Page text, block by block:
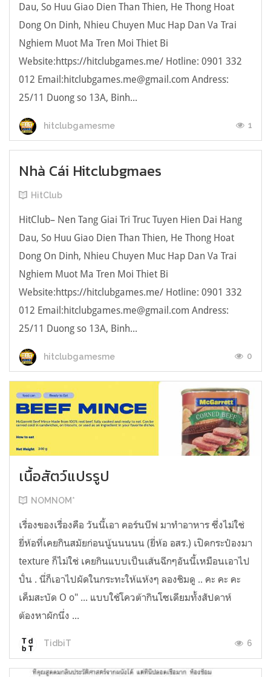
Dau, So Huu Giao Dien Than Thien, He Thong Hoat
Dong On Dinh, Nhieu Chuyen Muc Hap Dan Va Trai
Nghiem Muot Ma Tren Moi Thiet Bi
Website:https://hitclubgames.me/ Hotline: 0901 332
012 Email:hitclubgames.me@gmail.com Andress:
25/11 Duong so 13A, Binh...
hitclubgamesme 1
Nhà Cái Hitclubgmaes
HitClub
HitClub– Nen Tang Giai Tri Truc Tuyen Hien Dai Hang
Dau, So Huu Giao Dien Than Thien, He Thong Hoat
Dong On Dinh, Nhieu Chuyen Muc Hap Dan Va Trai
Nghiem Muot Ma Tren Moi Thiet Bi
Website:https://hitclubgames.me/ Hotline: 0901 332
012 Email:hitclubgames.me@gmail.com Andress:
25/11 Duong so 13A, Binh...
hitclubgamesme 0
เนื้อสัตว์แปรรูป
NOMNOM*
เรื่องของเรื่องคือ วันนี้เอา คอร์นบีฟ มาทำอาหาร ซึ่งไม่ใช่
ยี่ห้อที่เคยกินสมัยก่อนนู้นนนนน (ยี่ห้อ อสร.) เปิดกระป๋องมา
texture ก็ไม่ใช่ เคยกินแบบเป็นเส้นฉีกๆอันนี้เหมือนเอาไป
ปั่น . นี่ก็เอาไปผัดในกระทะให้แห้งๆ ลองชิมดู .. คะ คะ คะ
เค็มสะบัด O o" ... แบบใช้โควต้ากินโซเดียมทั้งสัปดาห์
ต้องหาผักนึ่ง ...
TidbiT 6